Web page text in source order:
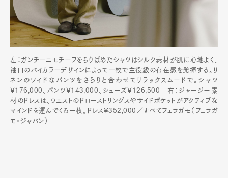
左：ガンチーニモチーフをちりばめたシャツはシルク素材が肌に心地よく、
袖口のバイカラーデザインによって一枚で主役級の存在感を発揮する。リ
ネンのワイドなパンツをさらりと合わせてリラックスムードで。シャツ
¥176,000、パンツ¥143,000、シューズ¥126,500 右：ジャージー素
材のドレスは、ウエストのドローストリングスやサイドポケットがアクティブな
マインドを運んでくる一枚。ドレス¥352,000／すべてフェラガモ（フェラガ
モ・ジャパン）